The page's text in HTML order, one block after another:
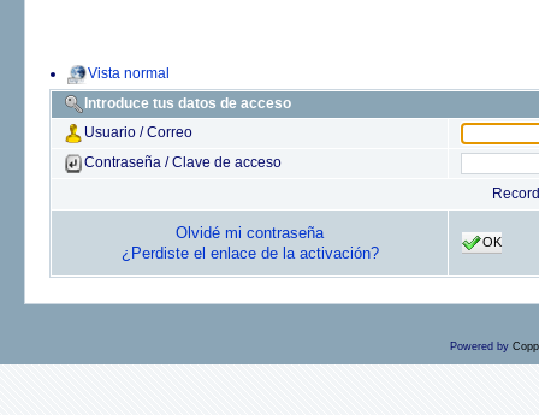
Vista normal
Introduce tus datos de acceso
Usuario / Correo
Contraseña / Clave de acceso
Olvidé mi contraseña
¿Perdiste el enlace de la activación?
OK
Powered by